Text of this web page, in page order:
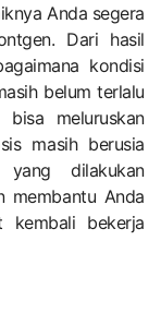
Anda segera
Dari hasil
kondisi
belum terlalu
meluruskan
masih berusia
dilakukan
membantu Anda
bekerja